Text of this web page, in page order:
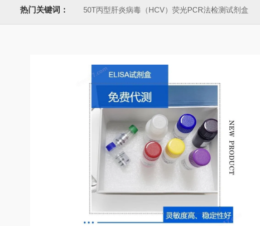
热门关键词： 50T丙型肝炎病毒（HCV）荧光PCR法检测试剂盒